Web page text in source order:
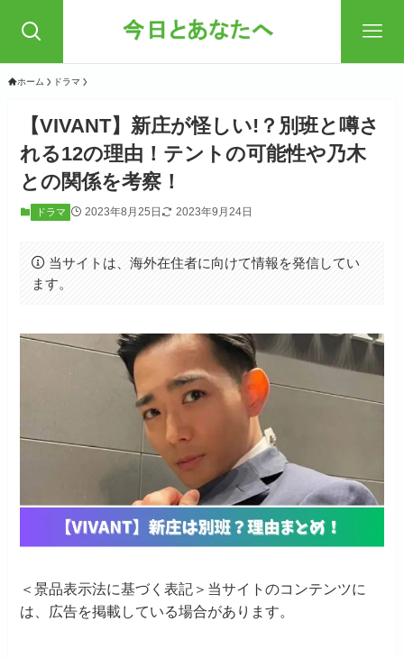
ホーム ドラマ
【VIVANT】新庄が怪しい!？別班と噂さ
れる12の理由！テントの可能性や乃木
との関係を考察！
ドラマ 2023年8月25日 2023年9月24日
当サイトは、海外在住者に向けて情報を発信してい
ます。
＜景品表示法に基づく表記＞当サイトのコンテンツに
は、広告を掲載している場合があります。